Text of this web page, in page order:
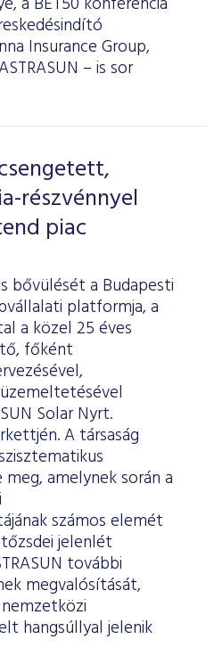
Insurance Group,
– is sor
részvénnyel
piac
bővülését a Budapesti
platformja, a
a közel 25 éves
főként
Solar Nyrt.
A társaság
amelynek során a
számos elemét
jelenlét
további
megvalósítását,
hangsúllyal jelenik